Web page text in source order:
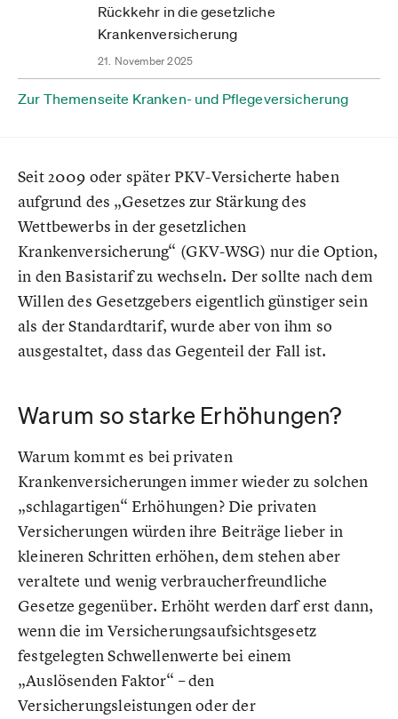
Rückkehr in die gesetzliche
Krankenversicherung
21. November 2025
Zur Themenseite Kranken- und Pflegeversicherung
Seit 2009 oder später PKV-Versicherte haben
aufgrund des „Gesetzes zur Stärkung des
Wettbewerbs in der gesetzlichen
Krankenversicherung“ (GKV-WSG) nur die Option,
in den Basistarif zu wechseln. Der sollte nach dem
Willen des Gesetzgebers eigentlich günstiger sein
als der Standardtarif, wurde aber von ihm so
ausgestaltet, dass das Gegenteil der Fall ist.
Warum so starke Erhöhungen?
Warum kommt es bei privaten
Krankenversicherungen immer wieder zu solchen
„schlagartigen“ Erhöhungen? Die privaten
Versicherungen würden ihre Beiträge lieber in
kleineren Schritten erhöhen, dem stehen aber
veraltete und wenig verbraucherfreundliche
Gesetze gegenüber. Erhöht werden darf erst dann,
wenn die im Versicherungsaufsichtsgesetz
festgelegten Schwellenwerte bei einem
„Auslösenden Faktor“ – den
Versicherungsleistungen oder der